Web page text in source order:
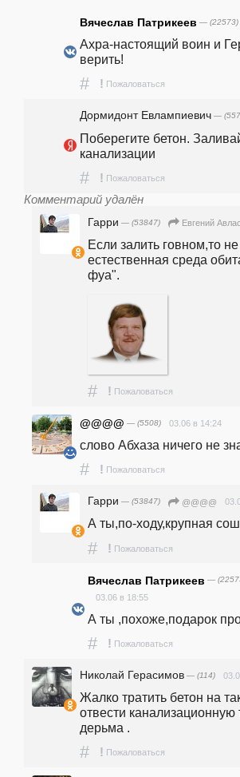
Вячеслав Патрикеев — (22573)
Ахра-настоящий воин и
верить!
# ! Пожаловаться
Дормидонт Евлампиевич —
Поберегите бетон.
канализации
# ! Пожаловаться
Комментарий удалён
Гарри — (53847) Евгений
Если залить говном,то
естественная среда
фуа".
# ! Пожаловаться
@@@@ — (5508) 03.06 в 14:24
слово Абхаза ничего не
# ! Пожаловаться
Гарри — (53847) @@@@
А ты,по-ходу,крупная
# ! Пожаловаться
Вячеслав Патрикеев —
03.06 в 18:55
А ты ,похоже,подарок
# ! Пожаловаться
Николай Герасимов — (114)
Жалко тратить бетон на
отвести канализационную
дерьма .
# ! Пожаловаться